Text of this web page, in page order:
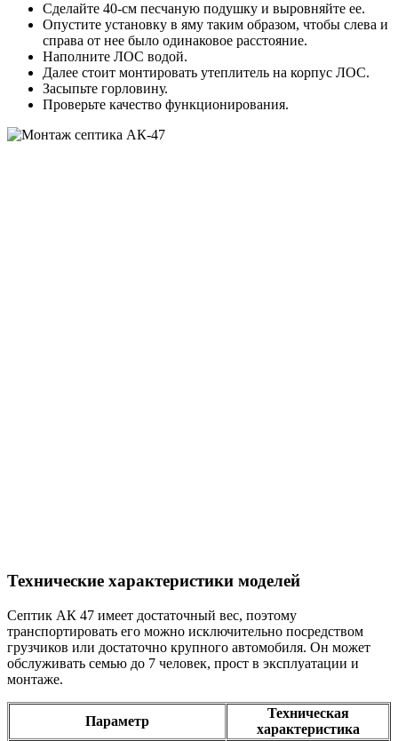
Сделайте 40-см песчаную подушку и выровняйте ее.
Опустите установку в яму таким образом, чтобы слева и
справа от нее было одинаковое расстояние.
Наполните ЛОС водой.
Далее стоит монтировать утеплитель на корпус ЛОС.
Засыпьте горловину.
Проверьте качество функционирования.
Технические характеристики моделей
Септик АК 47 имеет достаточный вес, поэтому
транспортировать его можно исключительно посредством
грузчиков или достаточно крупного автомобиля. Он может
обслуживать семью до 7 человек, прост в эксплуатации и
монтаже.
Параметр
Техническая
характеристика